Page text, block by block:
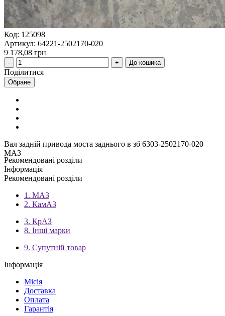
Код: 125098
Артикул: 64221-2502170-020
9 178,08 грн
До кошика
Поділитися
Обране
Вал задній привода моста заднього в зб 6303-2502170-020
МАЗ
Рекомендовані розділи
Інформація
Рекомендовані розділи
1. МАЗ
2. КамАЗ
3. КрАЗ
8. Інші марки
9. Супутній товар
Інформація
Місія
Доставка
Оплата
Гарантія